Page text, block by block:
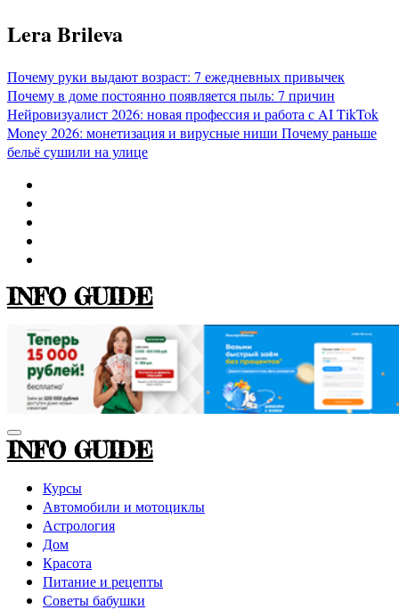
Перейти
к
Lera Brileva
Почему руки выдают возраст: 7 ежедневных привычек
Почему в доме постоянно появляется пыль: 7 причин
Нейровизуалист 2026: новая профессия и работа с AITikTok
Money 2026: монетизация и вирусные ниши Почему раньше
бельё сушили на улице
INFO GUIDE
INFO GUIDE
Курсы
Автомобили и мотоциклы
Астрология
Дом
Красота
Питание и рецепты
Советы бабушки